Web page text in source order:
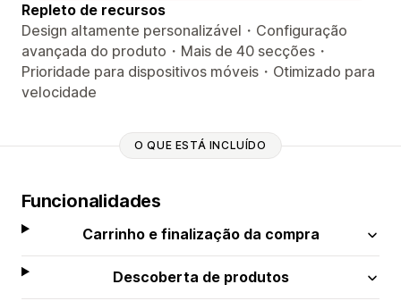
Repleto de recursos
Design altamente personalizável・Configuração
avançada do produto・Mais de 40 secções・
Prioridade para dispositivos móveis・Otimizado para
velocidade
O QUE ESTÁ INCLUÍDO
Funcionalidades
Carrinho e finalização da compra
Descoberta de produtos